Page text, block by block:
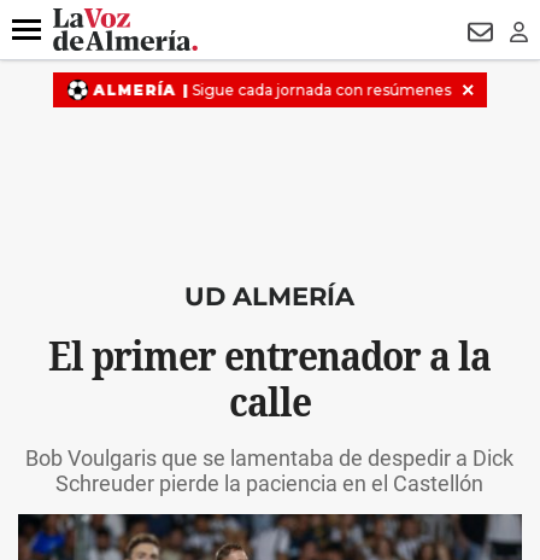
DESTACADO
Menú
UD ALMERÍA
El primer entrenador a la
calle
Bob Voulgaris que se lamentaba de despedir a Dick
Schreuder pierde la paciencia en el Castellón